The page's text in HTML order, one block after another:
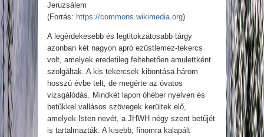
Jeruzsálem
(Forrás: https://commons.wikimedia.org)
A legérdekesebb és legtitokzatosabb tárgy
azonban két nagyon apró ezüstlemez-tekercs
volt, amelyek eredetileg feltehetően amulettként
szolgáltak. A kis tekercsek kibontása három
hosszú évbe telt, de megérte az óvatos
vizsgálódás. Mindkét lapon óhéber nyelven és
betűkkel vallásos szövegek kerültek elő,
amelyek Isten nevét, a JHWH négy szent betűjét
is tartalmazták. A kisebb, finomra kalapált